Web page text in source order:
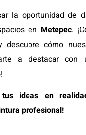
la oportunidad de
en Metepec.
descubre cómo
a destacar con
tus ideas en
profesional!